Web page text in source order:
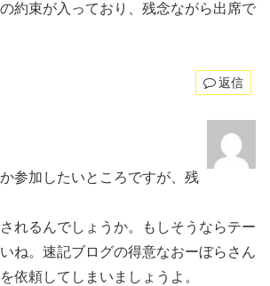
約束が入っており、残念ながら出席で
返信
参加したいところですが、残
れるんでしょうか。もしそうならテー
ね。速記ブログの得意なおーぼらさん
依頼してしまいましょうよ。